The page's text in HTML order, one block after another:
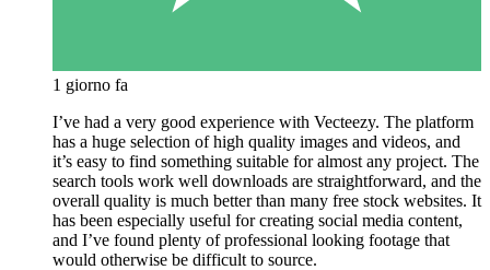
1 giorno fa
I’ve had a very good experience with Vecteezy. The platform
has a huge selection of high quality images and videos, and
it’s easy to find something suitable for almost any project. The
search tools work well downloads are straightforward, and the
overall quality is much better than many free stock websites. It
has been especially useful for creating social media content,
and I’ve found plenty of professional looking footage that
would otherwise be difficult to source.